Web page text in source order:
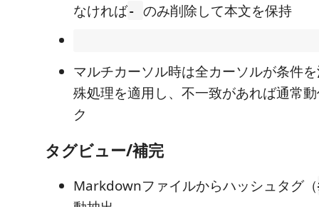
なければ- のみ削除して本文を保持
マルチカーソル時は全カーソルが条件
殊処理を適用し、不一致があれば通常
ク
タグビュー/補完
Markdownファイルからハッシュタグ（